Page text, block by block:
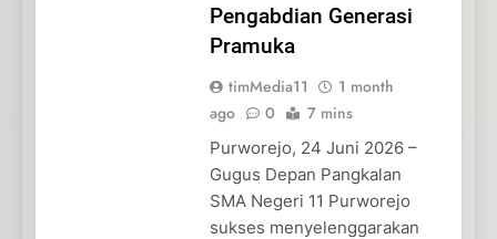
Pengabdian Generasi
Pramuka
timMedia11
1 month
ago
0 7 mins
Purworejo, 24 Juni 2026 –
Gugus Depan Pangkalan
SMA Negeri 11 Purworejo
sukses menyelenggarakan